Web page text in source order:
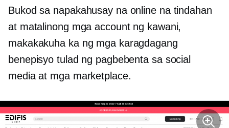
Bukod sa napakahusay na online na tindahan
at matalinong mga account ng kawani,
makakakuha ka ng mga karagdagang
benepisyo tulad ng pagbebenta sa social
media at mga marketplace.